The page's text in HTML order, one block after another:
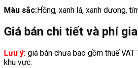
Màu sắc:Hồng, xanh lá, xanh dương,
Giá bán chi tiết và phí
Lưu ý: giá bán chưa bao gồm thuế VAT
khu vực.